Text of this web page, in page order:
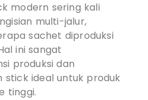
modern sering kali
multi-jalur,
sachet diproduksi
ini sangat
produksi dan
stick ideal untuk produk
tinggi.